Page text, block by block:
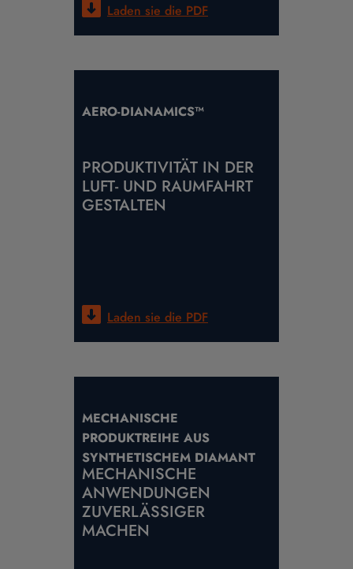
Laden sie die PDF
AERO-DIANAMICS™
PRODUKTIVITÄT IN DER
LUFT- UND RAUMFAHRT
GESTALTEN
Laden sie die PDF
MECHANISCHE
PRODUKTREIHE AUS
SYNTHETISCHEM DIAMANT
MECHANISCHE
ANWENDUNGEN
ZUVERLÄSSIGER
MACHEN